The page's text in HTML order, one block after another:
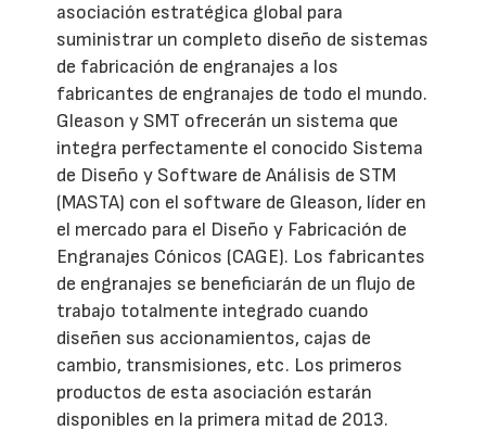
asociación estratégica global para
suministrar un completo diseño de sistemas
de fabricación de engranajes a los
fabricantes de engranajes de todo el mundo.
Gleason y SMT ofrecerán un sistema que
integra perfectamente el conocido Sistema
de Diseño y Software de Análisis de STM
(MASTA) con el software de Gleason, líder en
el mercado para el Diseño y Fabricación de
Engranajes Cónicos (CAGE). Los fabricantes
de engranajes se beneficiarán de un flujo de
trabajo totalmente integrado cuando
diseñen sus accionamientos, cajas de
cambio, transmisiones, etc. Los primeros
productos de esta asociación estarán
disponibles en la primera mitad de 2013.